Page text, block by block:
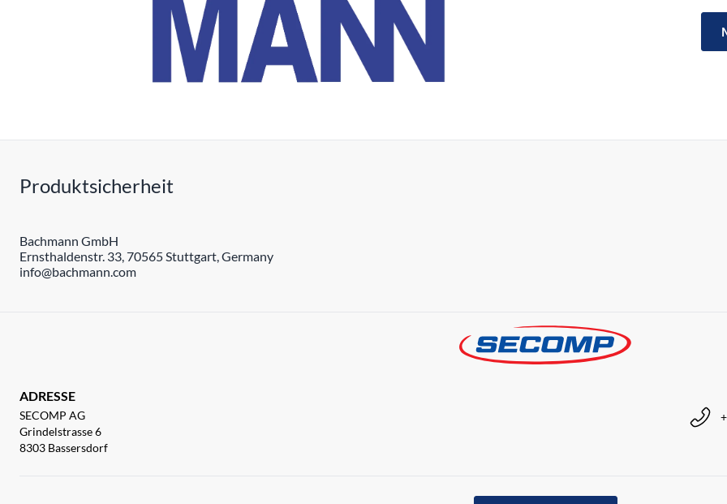
Produktsicherheit
Bachmann GmbH
Ernsthaldenstr. 33, 70565 Stuttgart, Germany
info@bachmann.com
ADRESSE
SECOMP AG
Grindelstrasse 6
8303 Bassersdorf